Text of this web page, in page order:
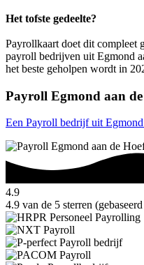
Het tofste gedeelte?
Payrollkaart doet dit compleet
payroll bedrijven uit Egmond
het beste geholpen wordt in
Payroll Egmond aan de
Een Payroll bedrijf uit
4.9
4.9 van de 5 sterren